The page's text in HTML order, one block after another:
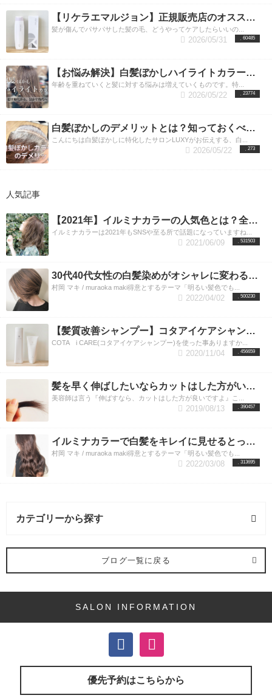
【リケラエマルジョン】正規販売店のオススメ使用方法＆内容成分とその効果。渋谷リケラエマルジョン取り扱い店
髪が傷んでパサパサした髪の毛、どうやってケアしたらいいの...
60485
2026/05/31
【お悩み解決】白髪ぼかしハイライトカラーをすれば気になる白髪が目立たない！／東京・渋谷エリア
年齢を重ねていくと髪に対する悩みは増えていくものです。特...
23774
2026/05/22
白髪ぼかしのデメリットとは？知っておくべき5つの項目をプロが解説
こんにちは白髪ぼかしに特化したサロンLUXYがお伝えする、白...
273
2026/05/22
人気記事
【2021年】イルミナカラーの人気色とは？全9色の魅力を渋谷の美容師が教えます。渋谷美容室LUXY（ラグジー）
イルミナカラーは2021年もSNSや至る所で話題になっていますね...
531503
2021/06/09
30代40代女性の白髪染めがオシャレに変わる！ハイライトで魅せる最新カラー。
村岡 マキ / muraoka maki得意とするテーマ「明るい髪色でも...
500230
2022/04/02
【髪質改善シャンプー】コタアイケアシャンプーの正しい選び方とは？渋谷美容室LUXY(ラグジー）
COTA i CARE(コタアイケアシャンプー)を使った事ありますか...
456659
2020/11/04
髪を早く伸ばしたいならカットはした方がいいのか？美容師が答えます。
美容師は言う『伸ばすなら、カットはした方が良いですよ』こ...
390457
2019/08/13
イルミナカラーで白髪をキレイに見せるとっておきの方法
村岡 マキ / muraoka maki得意とするテーマ「明るい髪色でも...
313695
2022/03/08
カテゴリーから探す
ヘアカラー (45記事)
ヘアケア (3記事)
ブログ一覧に戻る
SALON INFORMATION
優先予約はこちらから